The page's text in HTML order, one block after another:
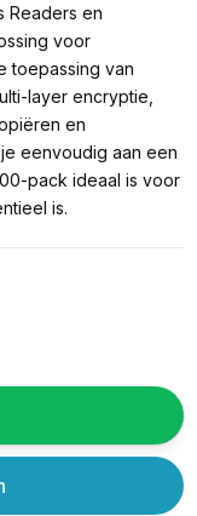
Readers en
voor
toepassing van
layer encryptie,
en
eenvoudig aan een
pack ideaal is voor
is.